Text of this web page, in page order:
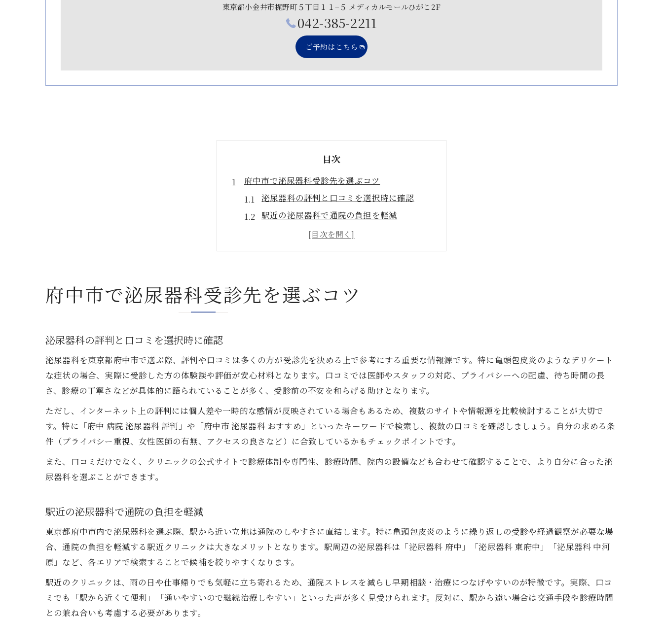
東京都小金井市梶野町５丁目１１−５ メディカルモールひがこ2F
042-385-2211
ご予約はこちら
目次
府中市で泌尿器科受診先を選ぶコツ
泌尿器科の評判と口コミを選択時に確認
駅近の泌尿器科で通院の負担を軽減
泌尿器科の診療実績を比較するポイント
女性医師在籍の泌尿器科を希望する理由
亀頭包皮炎の相談に適した泌尿器科とは
亀頭包皮炎に強い泌尿器科の特徴を知る
泌尿器科での診察前の準備とポイント
安心できる泌尿器科探しを始める前に
泌尿器科選びで事前に知っておきたい事
口コミや評判で泌尿器科を事前比較
泌尿器科の診療時間や予約方法を確認
女性医師の有無が安心感につながる理由
女性医師在籍泌尿器科のメリットと特徴
デリケートな相談がしやすい泌尿器科環境
泌尿器科選びで性別配慮が重要な理由
口コミで評判の女性医師在籍泌尿器科とは
評判や口コミから読み解く泌尿器科の選び方
府中市で泌尿器科受診先を選ぶコツ
泌尿器科の評判と口コミを選択時に確認
泌尿器科を東京都府中市で選ぶ際、評判や口コミは多くの方が受診先を決める上で参考にする重要な情報源です。特に亀頭包皮炎のようなデリケート
な症状の場合、実際に受診した方の体験談や評価が安心材料となります。口コミでは医師やスタッフの対応、プライバシーへの配慮、待ち時間の長
さ、診療の丁寧さなどが具体的に語られていることが多く、受診前の不安を和らげる助けとなります。
ただし、インターネット上の評判には個人差や一時的な感情が反映されている場合もあるため、複数のサイトや情報源を比較検討することが大切で
す。特に「府中 病院 泌尿器科 評判」や「府中市 泌尿器科 おすすめ」といったキーワードで検索し、複数の口コミを確認しましょう。自分の求める条
件（プライバシー重視、女性医師の有無、アクセスの良さなど）に合致しているかもチェックポイントです。
また、口コミだけでなく、クリニックの公式サイトで診療体制や専門性、診療時間、院内の設備なども合わせて確認することで、より自分に合った泌
尿器科を選ぶことができます。
駅近の泌尿器科で通院の負担を軽減
東京都府中市内で泌尿器科を選ぶ際、駅から近い立地は通院のしやすさに直結します。特に亀頭包皮炎のように繰り返しの受診や経過観察が必要な場
合、通院の負担を軽減する駅近クリニックは大きなメリットとなります。駅周辺の泌尿器科は「泌尿器科 府中」「泌尿器科 東府中」「泌尿器科 中河
原」など、各エリアで検索することで候補を絞りやすくなります。
駅近のクリニックは、雨の日や仕事帰りでも気軽に立ち寄れるため、通院ストレスを減らし早期相談・治療につなげやすいのが特徴です。実際、口コ
ミでも「駅から近くて便利」「通いやすいので継続治療しやすい」といった声が多く見受けられます。反対に、駅から遠い場合は交通手段や診療時間
との兼ね合いも考慮する必要があります。